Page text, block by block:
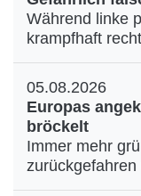
Während linke
krampfhaft
05.08.2026
Europas
bröckelt
Immer mehr